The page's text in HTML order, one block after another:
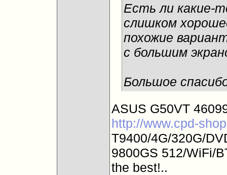
Есть ли какие-
слишком
похожие
с большим
Большое
ASUS G50VT
http://www.cpd-
T9400/4G/320G/
9800GS 512/WiFi/
the best!..